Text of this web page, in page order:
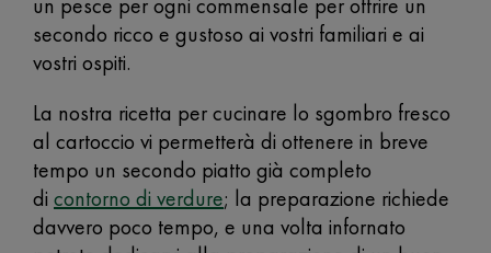
secondo ricco e gustoso ai vostri familiari e ai
vostri ospiti.
La nostra ricetta per cucinare lo sgombro fresco
al cartoccio vi permetterà di ottenere in breve
tempo un secondo piatto già completo
di contorno di verdure; la preparazione richiede
davvero poco tempo, e una volta infornato